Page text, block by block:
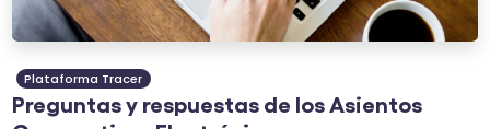
Plataforma Tracer
Preguntas y respuestas de los Asientos